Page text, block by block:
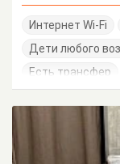
Интернет Wi-Fi
Дети любого
Есть трансфер